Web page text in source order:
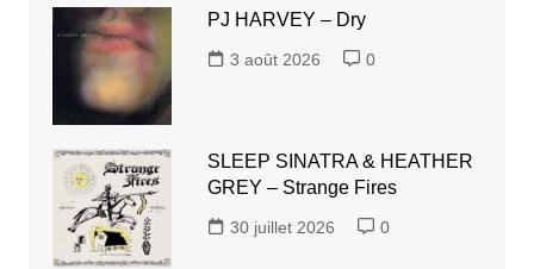
PJ HARVEY – Dry
3 août 2026 0
SLEEP SINATRA & HEATHER
GREY – Strange Fires
30 juillet 2026 0